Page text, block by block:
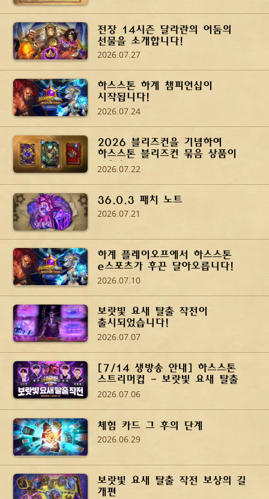
전장 14시즌 달라란의 어둠의
선물을 소개합니다!
2026.07.27
하스스톤 하계 챔피언십이
시작됩니다!
2026.07.24
2026 블리즈컨을 기념하여
하스스톤 블리즈컨 묶음 상품이
나왔습니다!
2026.07.22
36.0.3 패치 노트
2026.07.21
하계 플레이오프에서 하스스톤
e스포츠가 후끈 달아오릅니다!
2026.07.10
보랏빛 요새 탈출 작전이
출시되었습니다!
2026.07.07
[7/14 생방송 안내] 하스스톤
스트리머컵 - 보랏빛 요새 탈출
작전
2026.07.06
체험 카드 그 후의 단계
2026.06.29
보랏빛 요새 탈출 작전 보상의 길
개편